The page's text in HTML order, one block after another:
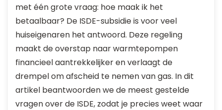
met één grote vraag: hoe maak ik het
betaalbaar? De ISDE-subsidie is voor veel
huiseigenaren het antwoord. Deze regeling
maakt de overstap naar warmtepompen
financieel aantrekkelijker en verlaagt de
drempel om afscheid te nemen van gas. In dit
artikel beantwoorden we de meest gestelde
vragen over de ISDE, zodat je precies weet waar